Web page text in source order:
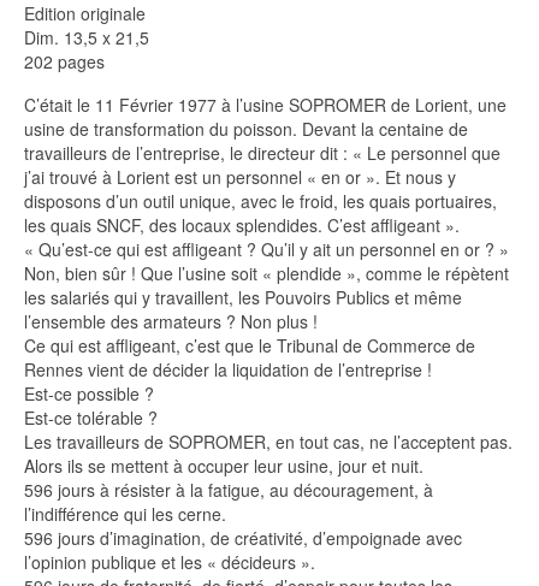
Edition originale
Dim. 13,5 x 21,5
202 pages
C’était le 11 Février 1977 à l’usine SOPROMER de Lorient, une
usine de transformation du poisson. Devant la centaine de
travailleurs de l’entreprise, le directeur dit : « Le personnel que
j’ai trouvé à Lorient est un personnel « en or ». Et nous y
disposons d’un outil unique, avec le froid, les quais portuaires,
les quais SNCF, des locaux splendides. C’est affligeant ».
« Qu’est-ce qui est affligeant ? Qu’il y ait un personnel en or ? »
Non, bien sûr ! Que l’usine soit « plendide », comme le répètent
les salariés qui y travaillent, les Pouvoirs Publics et même
l’ensemble des armateurs ? Non plus !
Ce qui est affligeant, c’est que le Tribunal de Commerce de
Rennes vient de décider la liquidation de l’entreprise !
Est-ce possible ?
Est-ce tolérable ?
Les travailleurs de SOPROMER, en tout cas, ne l’acceptent pas.
Alors ils se mettent à occuper leur usine, jour et nuit.
596 jours à résister à la fatigue, au découragement, à
l’indifférence qui les cerne.
596 jours d’imagination, de créativité, d’empoignade avec
l’opinion publique et les « décideurs ».